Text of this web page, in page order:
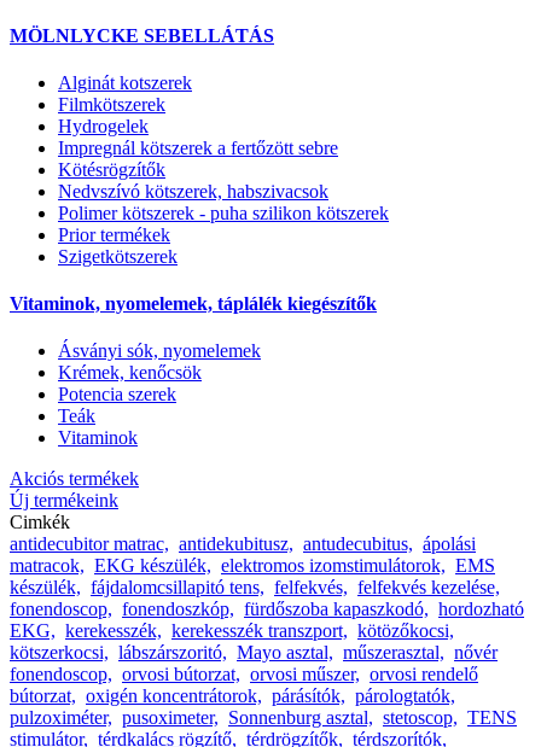
MÖLNLYCKE SEBELLÁTÁS
Alginát kotszerek
Filmkötszerek
Hydrogelek
Impregnál kötszerek a fertőzött sebre
Kötésrögzítők
Nedvszívó kötszerek, habszivacsok
Polimer kötszerek - puha szilikon kötszerek
Prior termékek
Szigetkötszerek
Vitaminok, nyomelemek, táplálék kiegészítők
Ásványi sók, nyomelemek
Krémek, kenőcsök
Potencia szerek
Teák
Vitaminok
Akciós termékek
Új termékeink
Cimkék
antidecubitor matrac, antidekubitusz, antudecubitus, ápolási
matracok, EKG készülék, elektromos izomstimulátorok, EMS
készülék, fájdalomcsillapitó tens, felfekvés, felfekvés kezelése,
fonendoscop, fonendoszkóp, fürdőszoba kapaszkodó, hordozható
EKG, kerekesszék, kerekesszék transzport, kötözőkocsi,
kötszerkocsi, lábszárszoritó, Mayo asztal, műszerasztal, nővér
fonendoscop, orvosi bútorzat, orvosi műszer, orvosi rendelő
bútorzat, oxigén koncentrátorok, párásítók, párologtatók,
pulzoximéter, pusoximeter, Sonnenburg asztal, stetoscop, TENS
stimulátor, térdkalács rögzítő, térdrögzítők, térdszorítók,